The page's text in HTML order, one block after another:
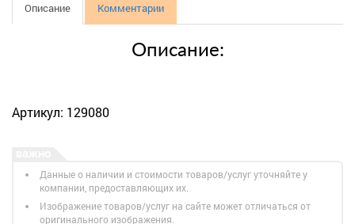
Описание Комментарии
Описание:
Артикул: 129080
Данные о наличии и стоимости товаров/услуг уточняйте у
компании, предоставляющих их.
Изображение товаров/услуг на сайте может отличаться от
оригинального изображения.